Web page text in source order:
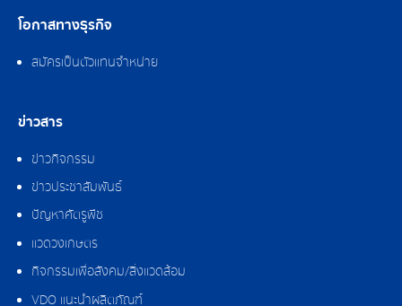
โอกาสทางธุรกิจ
สมัครเป็นตัวแทนจำหน่าย
ข่าวสาร
ข่าวกิจกรรม
ข่าวประชาสัมพันธ์
ปัญหาศัตรูพืช
แวดวงเกษตร
กิจกรรมเพื่อสังคม/สิ่งแวดล้อม
VDO แนะนำผลิตภัณฑ์